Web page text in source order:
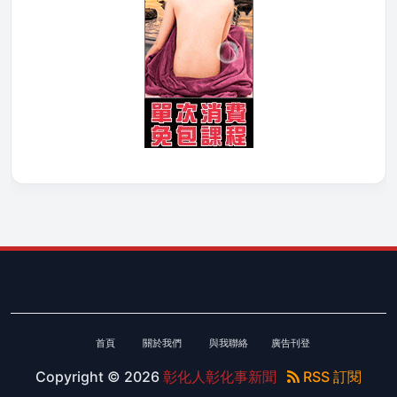
首頁 關於我們 與我聯絡 廣告刊登
Copyright © 2026 彰化人彰化事新聞 RSS 訂閱